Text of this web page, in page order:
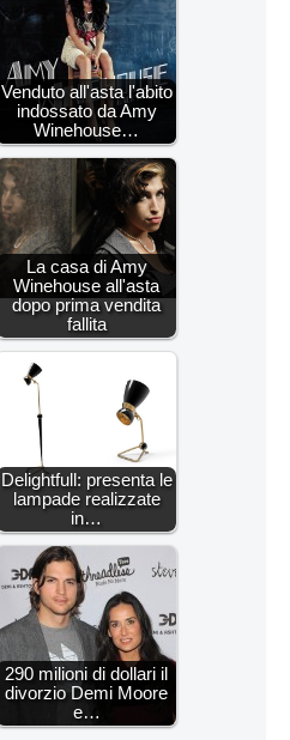
Venduto all'asta l'abito
indossato da Amy
Winehouse…
La casa di Amy
Winehouse all'asta
dopo prima vendita
fallita
Delightfull: presenta le
lampade realizzate
in…
290 milioni di dollari il
divorzio Demi Moore
e…